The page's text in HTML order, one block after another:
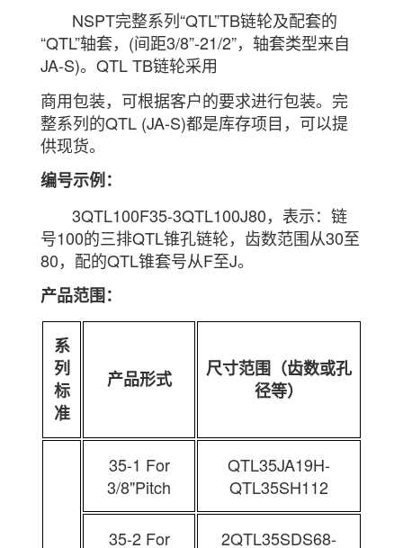
NSPT完整系列“QTL”TB链轮及配套的
“QTL”轴套，(间距3/8”-21/2”，轴套类型来自
JA-S)。QTL TB链轮采用
商用包装，可根据客户的要求进行包装。完
整系列的QTL (JA-S)都是库存项目，可以提
供现货。
编号示例：
3QTL100F35-3QTL100J80，表示：链
号100的三排QTL锥孔链轮，齿数范围从30至
80，配的QTL锥套号从F至J。
产品范围：
系
列
标
准
产品形式
尺寸范围（齿数或孔
径等）
35-1 For
3/8"Pitch
QTL35JA19H-
QTL35SH112
35-2 For 2QTL35SDS68-